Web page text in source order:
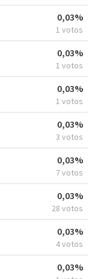
0,03%
1 votos
0,03%
1 votos
0,03%
1 votos
0,03%
3 votos
0,03%
7 votos
0,03%
28 votos
0,03%
4 votos
0,03%